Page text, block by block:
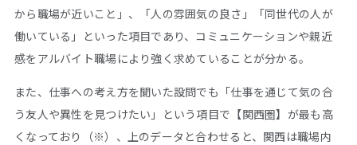
から職場が近いこと」、「人の雰囲気の良さ」「同世代の人が
働いている」といった項目であり、コミュニケーションや親近
感をアルバイト職場により強く求めていることが分かる。
また、仕事への考え方を聞いた設問でも「仕事を通じて気の合
う友人や異性を見つけたい」という項目で【関西圏】が最も高
くなっており（※）、上のデータと合わせると、関西は職場内